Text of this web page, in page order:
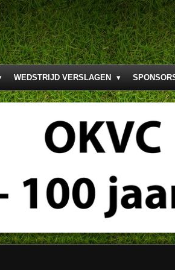
WEDSTRIJD VERSLAGEN